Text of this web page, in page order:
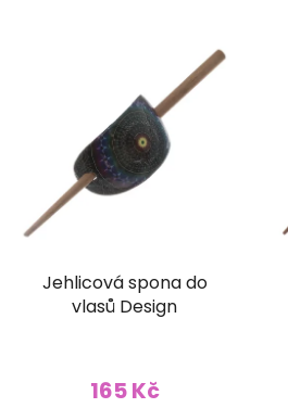
Jehlicová spona do
vlasů Design
165 Kč